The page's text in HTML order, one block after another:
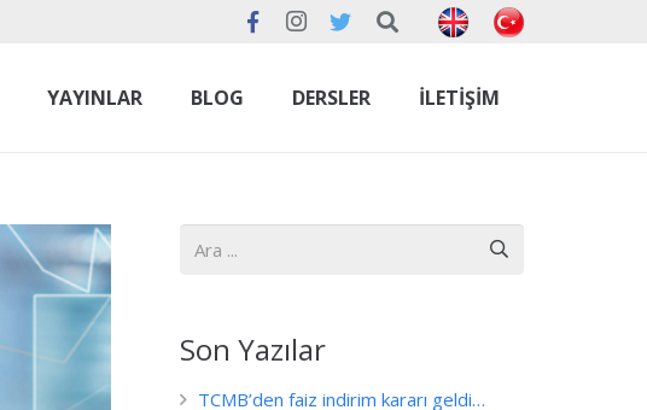
YAYINLAR BLOG DERSLER İLETIŞIM
Son Yazılar
TCMB’den faiz indirim kararı geldi…